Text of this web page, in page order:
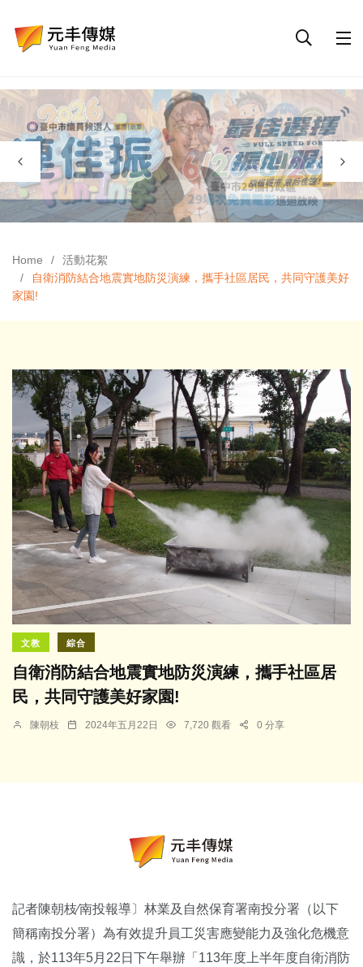
Home
活動花絮
自衛消防結合地震實地防災演練，攜手社區居民，共同守護美好
家園!
文教 綜合
自衛消防結合地震實地防災演練，攜手社區居
民，共同守護美好家園!
陳朝枝 2024年五月22日 7,720 觀看 0 分享
記者陳朝枝∕南投報導〕林業及自然保育署南投分署（以下
簡稱南投分署）為有效提升員工災害應變能力及強化危機意
識，於113年5月22日下午舉辦「113年度上半年度自衛消防